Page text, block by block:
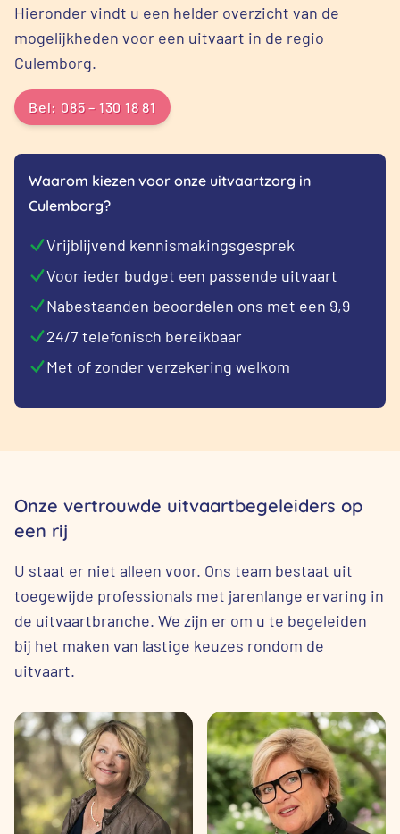
Hieronder vindt u een helder overzicht van de
mogelijkheden voor een uitvaart in de regio
Culemborg.
Bel: 085 – 130 18 81
Waarom kiezen voor onze uitvaartzorg in
Culemborg?
Vrijblijvend kennismakingsgesprek
Voor ieder budget een passende uitvaart
Nabestaanden beoordelen ons met een 9,9
24/7 telefonisch bereikbaar
Met of zonder verzekering welkom
Onze vertrouwde uitvaartbegeleiders op
een rij
U staat er niet alleen voor. Ons team bestaat uit
toegewijde professionals met jarenlange ervaring in
de uitvaartbranche. We zijn er om u te begeleiden
bij het maken van lastige keuzes rondom de
uitvaart.